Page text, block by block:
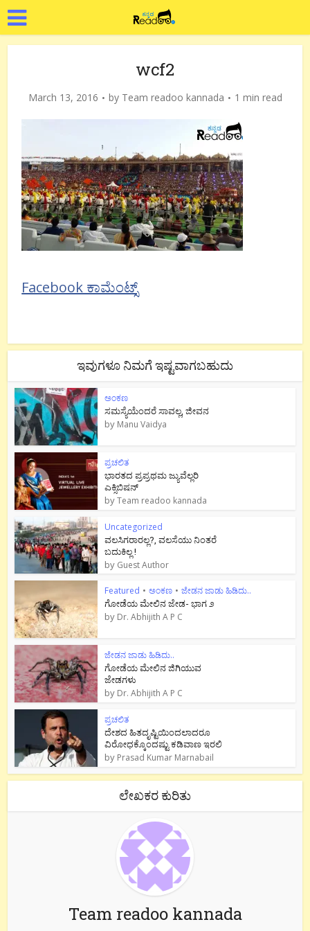
wcf2
March 13, 2016 by Team readoo kannada 1 min read
Facebook ಕಾಮೆಂಟ್ಸ್
ಇವುಗಳೂ ನಿಮಗೆ ಇಷ್ಟವಾಗಬಹುದು
ಅಂಕಣ
ಸಮಸ್ಯೆಯೆಂದರೆ ಸಾವಲ್ಲ, ಜೀವನ
by Manu Vaidya
ಪ್ರಚಲಿತ
ಭಾರತದ ಪ್ರಪ್ರಥಮ ಜ್ಯುವೆಲ್ಲರಿ
ಎಕ್ಸಿಬಿಷನ್
byTeam readoo kannada
Uncategorized
ವಲಸಿಗರಾರಲ್ಲ?, ವಲಸೆಯು ನಿಂತರೆ
ಬದುಕಿಲ್ಲ !
by Guest Author
Featured • ಅಂಕಣ • ಜೇಡನ ಜಾಡು ಹಿಡಿದು..
ಗೋಡೆಯ ಮೇಲಿನ ಜೇಡ- ಭಾಗ ೨
by Dr. Abhijith A P C
ಜೇಡನ ಜಾಡು ಹಿಡಿದು..
ಗೋಡೆಯ ಮೇಲಿನ ಜಿಗಿಯುವ
ಜೇಡಗಳು
by Dr. Abhijith A P C
ಪ್ರಚಲಿತ
ದೇಶದ ಹಿತದೃಷ್ಟಿಯಿಂದಲಾದರೂ
ವಿರೋಧಕ್ಕೊಂದಷ್ಟು ಕಡಿವಾಣ ಇರಲಿ
by Prasad Kumar Marnabail
ಲೇಖಕರ ಕುರಿತು
Team readoo kannada